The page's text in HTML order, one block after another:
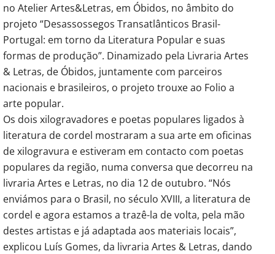
no Atelier Artes&Letras, em Óbidos, no âmbito do
projeto “Desassossegos Transatlânticos Brasil-
Portugal: em torno da Literatura Popular e suas
formas de produção”. Dinamizado pela Livraria Artes
& Letras, de Óbidos, juntamente com parceiros
nacionais e brasileiros, o projeto trouxe ao Folio a
arte popular.
Os dois xilogravadores e poetas populares ligados à
literatura de cordel mostraram a sua arte em oficinas
de xilogravura e estiveram em contacto com poetas
populares da região, numa conversa que decorreu na
livraria Artes e Letras, no dia 12 de outubro. “Nós
enviámos para o Brasil, no século XVIII, a literatura de
cordel e agora estamos a trazê-la de volta, pela mão
destes artistas e já adaptada aos materiais locais”,
explicou Luís Gomes, da livraria Artes & Letras, dando